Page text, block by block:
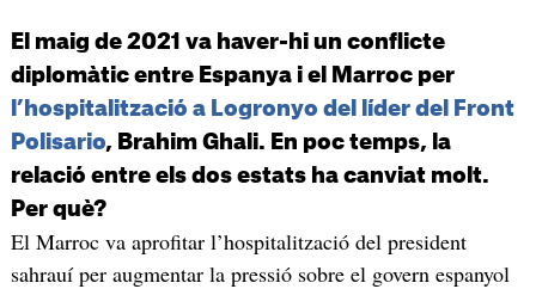
El maig de 2021 va haver-hi un conflicte
diplomàtic entre Espanya i el Marroc per
l’hospitalització a Logronyo del líder del Front
Polisario, Brahim Ghali. En poc temps, la
relació entre els dos estats ha canviat molt.
Per què?
El Marroc va aprofitar l’hospitalització del president
sahrauí per augmentar la pressió sobre el govern espanyol